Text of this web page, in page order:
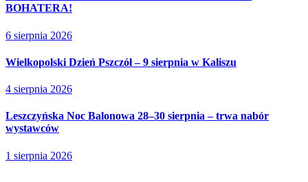
BOHATERA!
6 sierpnia 2026
Wielkopolski Dzień Pszczół – 9 sierpnia w Kaliszu
4 sierpnia 2026
Leszczyńska Noc Balonowa 28–30 sierpnia – trwa nabór
wystawców
1 sierpnia 2026